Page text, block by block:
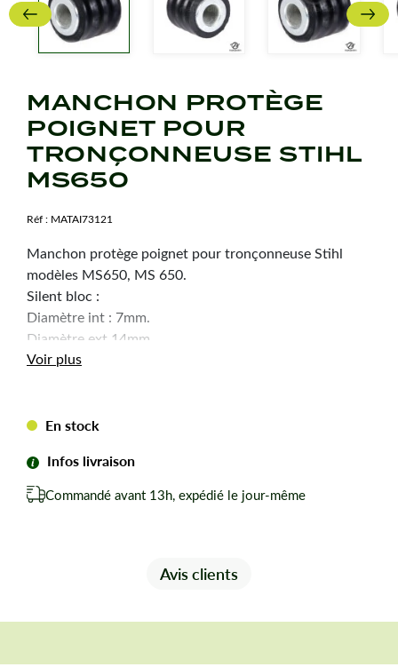
MANCHON PROTÈGE
POIGNET POUR
TRONÇONNEUSE STIHL
MS650
Réf : MATAI73121
Manchon protège poignet pour tronçonneuse Stihl
modèles MS650, MS 650.
Silent bloc :
Diamètre int : 7mm.
Diamètre ext 14mm.
Largeur : 10mm.
Voir plus
En stock
Infos livraison
Commandé avant 13h, expédié le jour-même
Avis clients